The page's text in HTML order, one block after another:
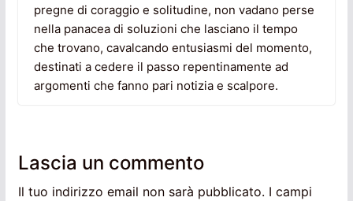
pregne di coraggio e solitudine, non vadano perse
nella panacea di soluzioni che lasciano il tempo
che trovano, cavalcando entusiasmi del momento,
destinati a cedere il passo repentinamente ad
argomenti che fanno pari notizia e scalpore.
Lascia un commento
Il tuo indirizzo email non sarà pubblicato. I campi